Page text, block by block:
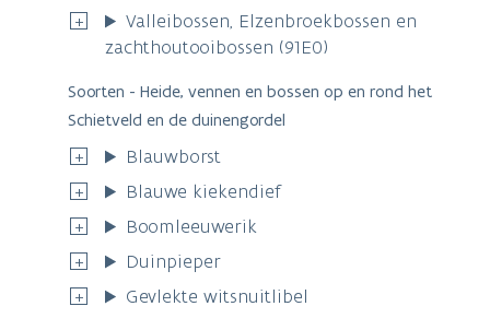
Valleibossen, Elzenbroekbossen en
zachthoutooibossen (91E0)
Soorten - Heide, vennen en bossen op en rond het
Schietveld en de duinengordel
Blauwborst
Blauwe kiekendief
Boomleeuwerik
Duinpieper
Gevlekte witsnuitlibel